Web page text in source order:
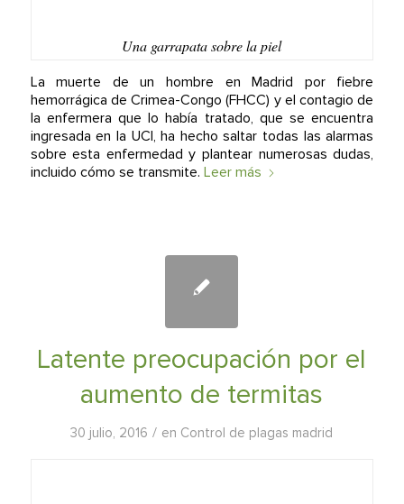
Una garrapata sobre la piel
La muerte de un hombre en Madrid por fiebre
hemorrágica de Crimea-Congo (FHCC) y el contagio de
la enfermera que lo había tratado, que se encuentra
ingresada en la UCI, ha hecho saltar todas las alarmas
sobre esta enfermedad y plantear numerosas dudas,
incluido cómo se transmite. Leer más
Latente preocupación por el
aumento de termitas
30 julio, 2016 / en Control de plagas madrid